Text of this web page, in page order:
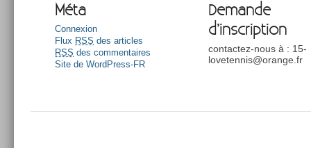
Méta
Connexion
Flux RSS des articles
RSS des commentaires
Site de WordPress-FR
Demande
d’inscription
contactez-nous à : 15-
lovetennis@orange.fr